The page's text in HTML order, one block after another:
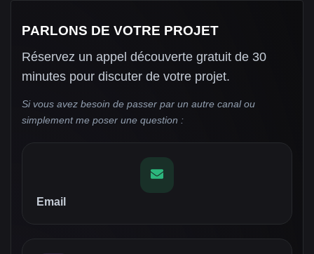
PARLONS DE VOTRE PROJET
Réservez un appel découverte gratuit de 30
minutes pour discuter de votre projet.
Si vous avez besoin de passer par un autre canal ou
simplement me poser une question :
Email